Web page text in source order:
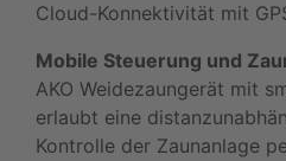
Cloud-Konnektivität mit
Mobile Steuerung und
AKO Weidezaungerät mit
erlaubt eine
Kontrolle der Zaunanlage